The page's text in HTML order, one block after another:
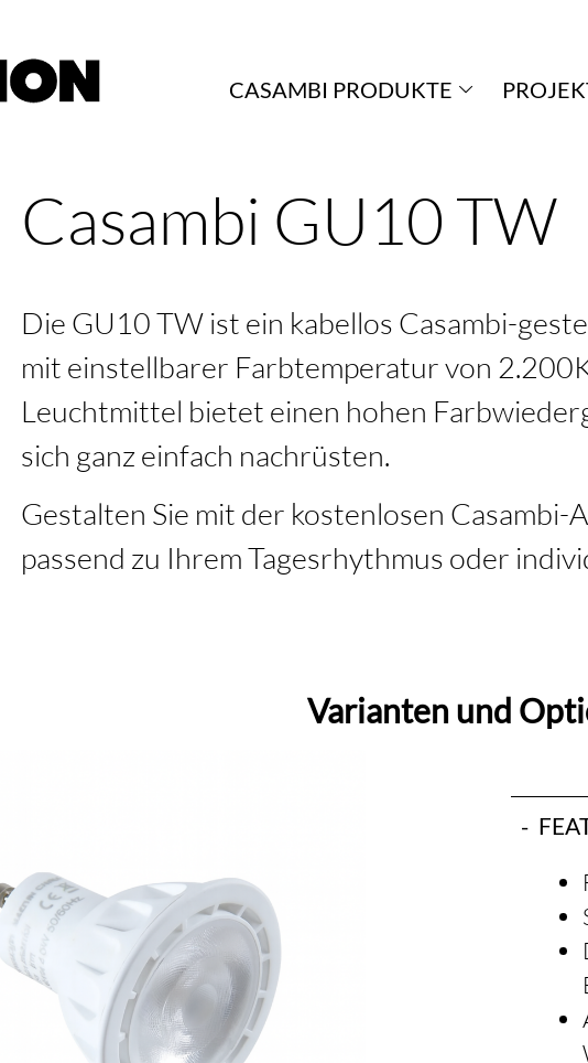
CASAMBI PRODUKTE
Casambi GU10 TW
Die GU10 TW ist ein kabellos Casambi-
mit einstellbarer Farbtemperatur von
Leuchtmittel bietet einen hohen
sich ganz einfach nachrüsten.
Gestalten Sie mit der kostenlosen Casambi-
passend zu Ihrem Tagesrhythmus oder
Varianten und